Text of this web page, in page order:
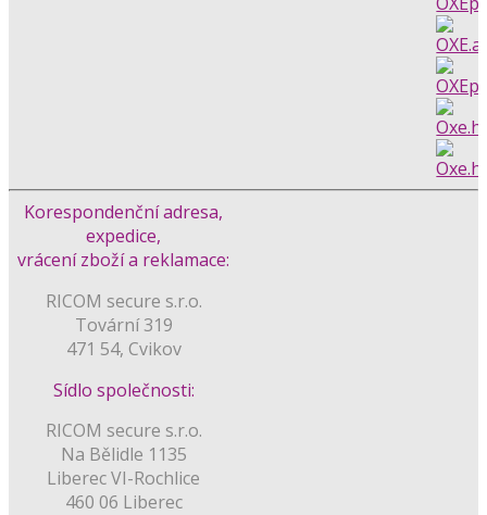
Korespondenční adresa,
expedice,
vrácení zboží a reklamace:
RICOM secure s.r.o.
Tovární 319
471 54, Cvikov
Sídlo společnosti:
RICOM secure s.r.o.
Na Bělidle 1135
Liberec VI-Rochlice
460 06 Liberec